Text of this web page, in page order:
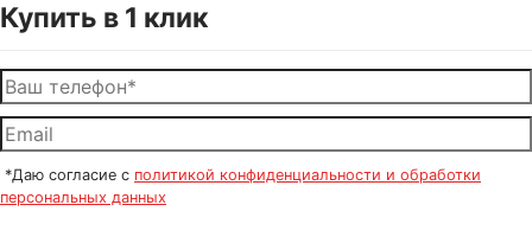
Купить в 1 клик
*Даю согласие с политикой конфиденциальности и обработки
персональных данных